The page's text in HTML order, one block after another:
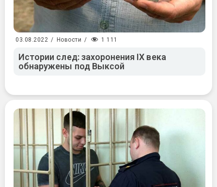
03.08.2022 / Новости / 1 111
Истории след: захоронения IX века
обнаружены под Выксой